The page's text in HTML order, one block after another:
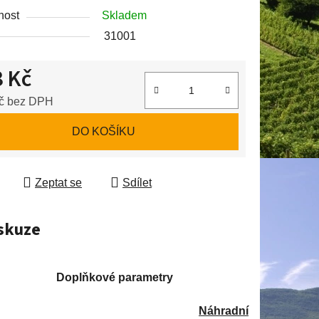
Skladem
31001
Kč
bez DPH
DO KOŠÍKU
Zeptat se Sdílet
Doplňkové parametry
Náhradní